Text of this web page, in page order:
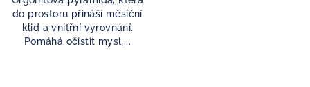
do prostoru přináší měsíční
klid a vnitřní vyrovnání.
Pomáhá očistit mysl,...